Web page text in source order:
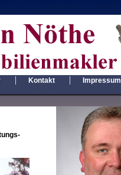
| Kontakt | Impressum